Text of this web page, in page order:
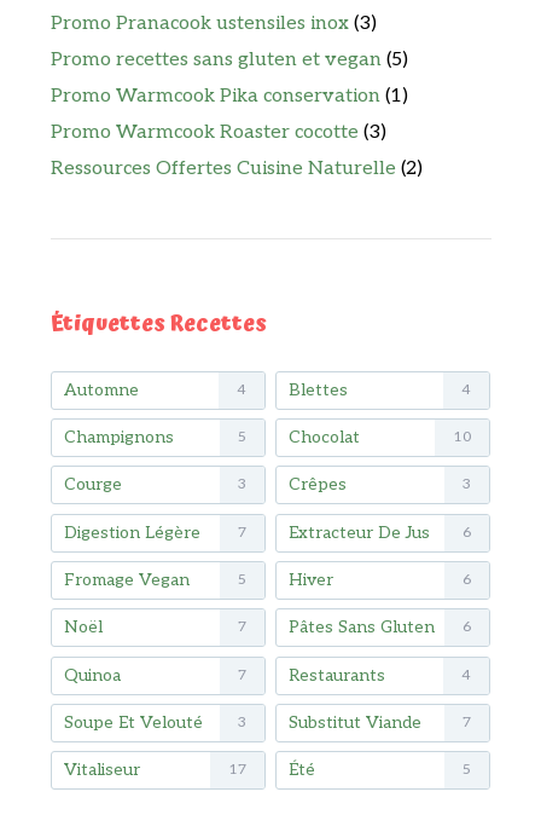
Promo Pranacook ustensiles inox (3)
Promo recettes sans gluten et vegan (5)
Promo Warmcook Pika conservation (1)
Promo Warmcook Roaster cocotte (3)
Ressources Offertes Cuisine Naturelle (2)
Étiquettes Recettes
Automne 4 Blettes 4
Champignons 5 Chocolat 10
Courge 3 Crêpes 3
Digestion Légère 7 Extracteur De Jus 6
Fromage Vegan 5 Hiver 6
Noël 7 Pâtes Sans Gluten 6
Quinoa 7 Restaurants 4
Soupe Et Velouté 3 Substitut Viande 7
Vitaliseur 17 Été 5